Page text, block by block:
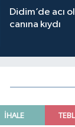
Didim’de acı
canına kıydı